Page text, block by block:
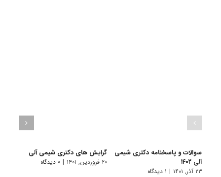
سوالات و پاسخنامه دکتری شیمی
آلی ۱۴۰۲
۲۳ آذر, ۱۴۰۱ | ۱ دیدگاه
گرایش های دکتری شیمی آلی
۲۰ فروردین, ۱۴۰۱ | ۰ دیدگاه